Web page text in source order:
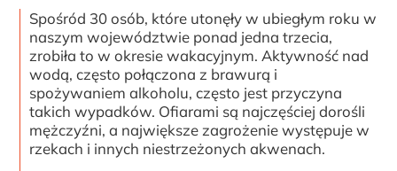
Spośród 30 osób, które utonęły w ubiegłym roku w
naszym województwie ponad jedna trzecia,
zrobiła to w okresie wakacyjnym. Aktywność nad
wodą, często połączona z brawurą i
spożywaniem alkoholu, często jest przyczyna
takich wypadków. Ofiarami są najczęściej dorośli
mężczyźni, a największe zagrożenie występuje w
rzekach i innych niestrzeżonych akwenach.